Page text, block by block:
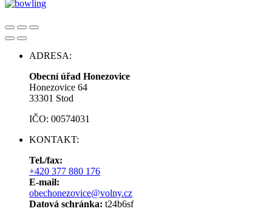
ADRESA:
Obecní úřad Honezovice
Honezovice 64
33301 Stod
IČO: 00574031
KONTAKT:
Tel./fax:
+420 377 880 176
E-mail:
obechonezovice@volny.cz
Datová schránka: t24b6sf